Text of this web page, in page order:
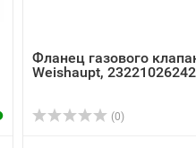
Фланец газового
Weishaupt, 23221026242
(0)